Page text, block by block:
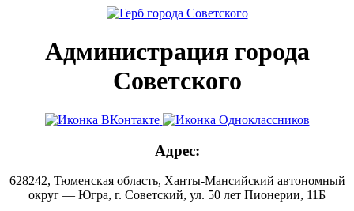
Администрация города
Советского
Адрес:
628242, Тюменская область, Ханты-Мансийский автономный
округ — Югра, г. Советский, ул. 50 лет Пионерии, 11Б